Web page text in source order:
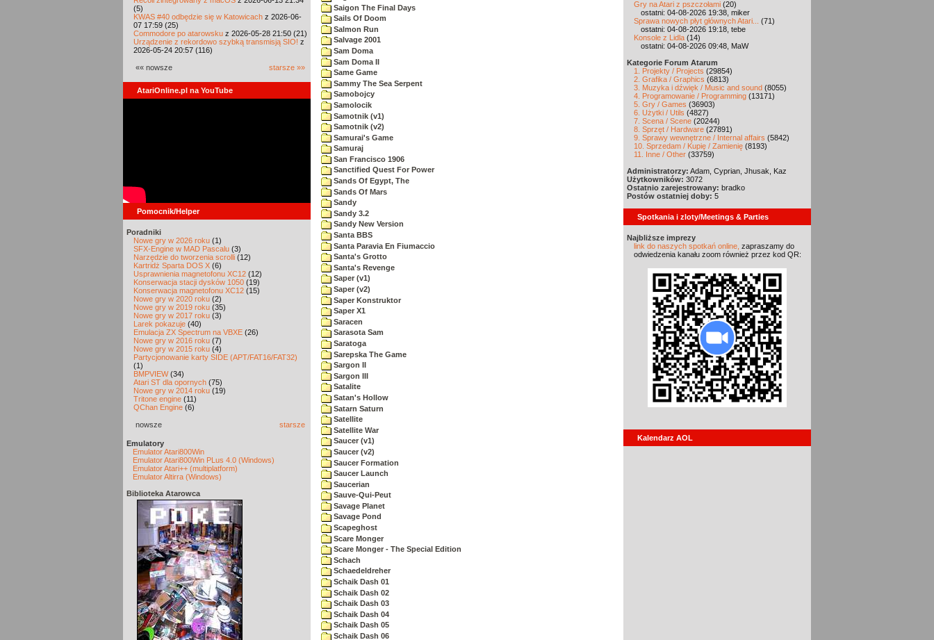
(5)
KWAS #40 odbędzie się w Katowicach z 2026-06-
07 17:59 (25)
Commodore po atarowsku z 2026-05-28 21:50 (21)
Urządzenie z rekordowo szybką transmisją SIO! z
2026-05-24 20:57 (116)
«« nowsze starsze »»
AtariOnline.pl na YouTube
Pomocnik/Helper
Poradniki
Nowe gry w 2026 roku (1)
SFX-Engine w MAD Pascalu (3)
Narzędzie do tworzenia scrolli (12)
Kartridż Sparta DOS X (6)
Usprawnienia magnetofonu XC12 (12)
Konserwacja stacji dysków 1050 (19)
Konserwacja magnetofonu XC12 (15)
Nowe gry w 2020 roku (2)
Nowe gry w 2019 roku (35)
Nowe gry w 2017 roku (3)
Larek pokazuje (40)
Emulacja ZX Spectrum na VBXE (26)
Nowe gry w 2016 roku (7)
Nowe gry w 2015 roku (4)
Partycjonowanie karty SIDE (APT/FAT16/FAT32)
(1)
BMPVIEW(34)
Atari ST dla opornych (75)
Nowe gry w 2014 roku (19)
Tritone engine (11)
QChan Engine (6)
nowsze starsze
Emulatory
Emulator Atari800Win
Emulator Atari800Win PLus 4.0 (Windows)
Emulator Atari++ (multiplatform)
Emulator Altirra (Windows)
Biblioteka Atarowca
Saigon The Final Days
Sails Of Doom
Salmon Run
Salvage 2001
Sam Doma
Sam Doma II
Same Game
Sammy The Sea Serpent
Samobojcy
Samolocik
Samotnik (v1)
Samotnik (v2)
Samurai's Game
Samuraj
San Francisco 1906
Sanctified Quest For Power
Sands Of Egypt, The
Sands Of Mars
Sandy
Sandy 3.2
Sandy New Version
Santa BBS
Santa Paravia En Fiumaccio
Santa's Grotto
Santa's Revenge
Saper (v1)
Saper (v2)
Saper Konstruktor
Saper X1
Saracen
Sarasota Sam
Saratoga
Sarepska The Game
Sargon II
Sargon III
Satalite
Satan's Hollow
Satarn Saturn
Satellite
Satellite War
Saucer (v1)
Saucer (v2)
Saucer Formation
Saucer Launch
Saucerian
Sauve-Qui-Peut
Savage Planet
Savage Pond
Scapeghost
Scare Monger
Scare Monger - The Special Edition
Schach
Schaedeldreher
Schaik Dash 01
Schaik Dash 02
Schaik Dash 03
Schaik Dash 04
Schaik Dash 05
Schaik Dash 06
Gry na Atari z pszczołami (20)
ostatni: 04-08-2026 19:38, miker
Sprawa nowych płyt głównych Atari...
(71)
ostatni: 04-08-2026 19:18, tebe
Konsole z Lidla (14)
ostatni: 04-08-2026 09:48, MaW
Kategorie Forum Atarum
1. Projekty / Projects (29854)
2. Grafika / Graphics (6813)
3. Muzyka i dźwięk / Music and sound (8055)
4. Programowanie / Programming (13171)
5. Gry / Games (36903)
6. Użytki / Utils (4827)
7. Scena / Scene (20244)
8. Sprzęt / Hardware (27891)
9. Sprawy wewnętrzne / Internal affairs (5842)
10. Sprzedam / Kupię / Zamienię (8193)
11. Inne / Other (33759)
Administratorzy: Adam, Cyprian, Jhusak, Kaz
Użytkowników: 3072
Ostatnio zarejestrowany: bradko
Postów ostatniej doby: 5
Spotkania i zloty/Meetings & Parties
Najbliższe imprezy
link do naszych spotkań online, zapraszamy do
odwiedzenia kanału zoom również przez kod QR:
Kalendarz AOL